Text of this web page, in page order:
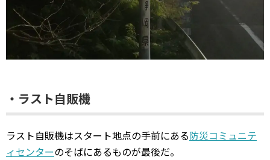
・ラスト自販機
ラスト自販機はスタート地点の手前にある防災コミュニテ
ィセンターのそばにあるものが最後だ。